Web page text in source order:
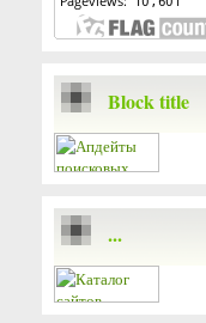
Block title
...